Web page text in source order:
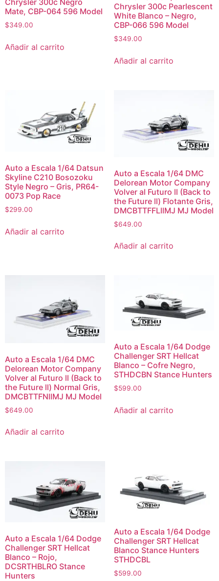
Chrysler 300c Negro
Mate, CBP-064 596 Model
$349.00
Añadir al carrito
Chrysler 300c Pearlescent
White Blanco – Negro,
CBP-066 596 Model
$349.00
Añadir al carrito
Auto a Escala 1/64 Datsun
Skyline C210 Bosozoku
Style Negro – Gris, PR64-
0073 Pop Race
$299.00
Añadir al carrito
Auto a Escala 1/64 DMC
Delorean Motor Company
Volver al Futuro ll (Back to
the Future ll) Flotante Gris,
DMCBTTFFLllMJ MJ Model
$649.00
Añadir al carrito
Auto a Escala 1/64 DMC
Delorean Motor Company
Volver al Futuro ll (Back to
the Future ll) Normal Gris,
DMCBTTFNllMJ MJ Model
$649.00
Añadir al carrito
Auto a Escala 1/64 Dodge
Challenger SRT Hellcat
Blanco – Cofre Negro,
STHDCBN Stance Hunters
$599.00
Añadir al carrito
Auto a Escala 1/64 Dodge
Challenger SRT Hellcat
Blanco – Rojo,
DCSRTHBLRO Stance
Hunters
Auto a Escala 1/64 Dodge
Challenger SRT Hellcat
Blanco Stance Hunters
STHDCBL
$599.00